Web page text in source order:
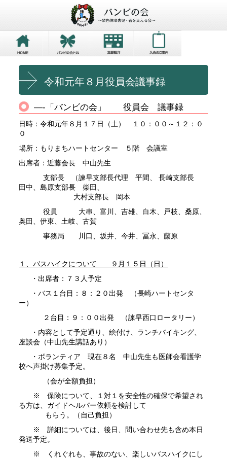
令和元年８月役員会議事録
—-「バンビの会」 役員会 議事録
日時：令和元年８月１７日（土） １０：００～１２：０
０
場所：もりまちハートセンター ５階 会議室
出席者：近藤会長 中山先生
支部長 （諫早支部長代理 平間、 長崎支部長
田中、島原支部長 柴田、
大村支部長 岡本
役員 大串、富川、吉雄、白木、戸枝、桑原、
奥田、伊東、土岐、古賀
事務局 川口、坂井、今井、冨永、藤原
１、バスハイクについて ９月１５日（日）
・出席者：７３人予定
・バス１台目：８：２０出発 （長崎ハートセンタ
ー）
２台目：９：００出発 （諫早西口ロータリー）
・内容として予定通り、絵付け、ランチバイキング、
座談会（中山先生講話あり）
・ボランティア 現在８名 中山先生も医師会看護学
校へ声掛け募集予定。
（会が全額負担）
※ 保険について、１対１を安全性の確保で希望され
る方は、ガイドヘルパー依頼を検討して
もらう。（自己負担）
※ 詳細については、後日、問い合わせ先も含め本日
発送予定。
※ くれぐれも、事故のない、楽しいバスハイクにし